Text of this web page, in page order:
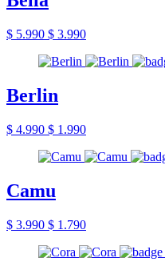
$ 5.990 $ 3.990
Berlin
$ 4.990 $ 1.990
Camu
$ 3.990 $ 1.790